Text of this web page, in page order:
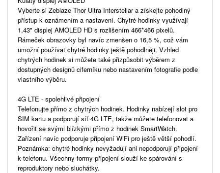
Vyberte si Zeblaze Thor Ultra Interstellar a získejte pohodlný
přístup k oznámením a nastavení. Chytré hodinky využívají
1,43" displej AMOLED HD s rozlišením 466*466 pixelů.
Rámeček obrazovky byl navíc zmenšen o 16,5 %, což vám
umožní používat chytré hodinky ještě pohodlněji. Vzhled
chytrých hodinek si můžete také přizpůsobit výběrem z
dostupných designů ciferníku nebo nastavením fotografie podle
vlastního výběru.
4G LTE - spolehlivé připojení
Telefonujte přímo z chytrých hodinek. Hodinky nabízejí slot pro
SIM kartu a podporují síť 4G LTE, takže můžete telefonovat a
hovořit se svými blízkými přímo z hodinek SmartWatch.
Zařízení navíc podporuje připojení WiFi pro ještě větší pohodlí.
Poznámka: chytré hodinky nevyžadují ani nepodporují připojení
k telefonu. Všechny formy připojení slouží ke spárování s
reproduktory nebo sluchátky.